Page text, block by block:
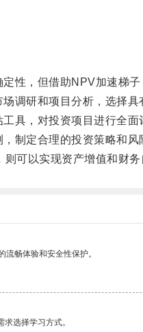
，但借助NPV加速梯子
研和项目分析，选择具
，对投资项目进行全面
定合理的投资策略和风
以实现资产增值和财务
畅体验和安全性保护。
选择学习方式。